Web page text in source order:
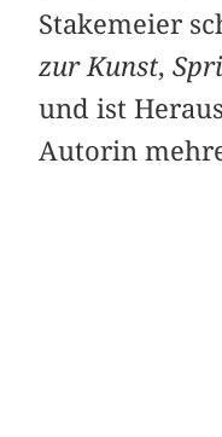
Stakemeier
zur Kunst,
und ist
Autorin